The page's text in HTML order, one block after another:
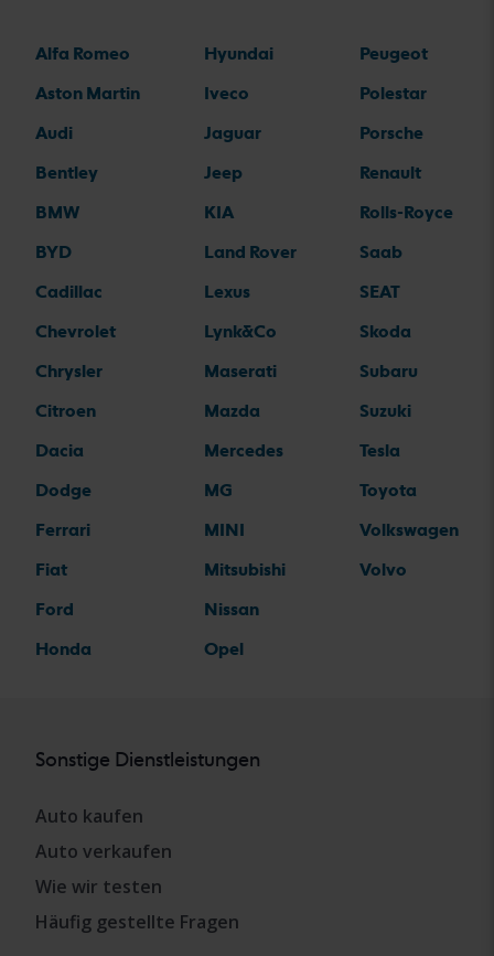
Alfa Romeo
Aston Martin
Audi
Bentley
BMW
BYD
Cadillac
Chevrolet
Chrysler
Citroen
Dacia
Dodge
Ferrari
Fiat
Ford
Honda
Hyundai
Iveco
Jaguar
Jeep
KIA
Land Rover
Lexus
Lynk&Co
Maserati
Mazda
Mercedes
MG
MINI
Mitsubishi
Nissan
Opel
Peugeot
Polestar
Porsche
Renault
Rolls-Royce
Saab
SEAT
Skoda
Subaru
Suzuki
Tesla
Toyota
Volkswagen
Volvo
Sonstige Dienstleistungen
Auto kaufen
Auto verkaufen
Wie wir testen
Häufig gestellte Fragen